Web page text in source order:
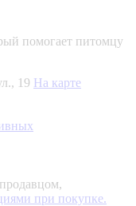
помогает питомцу
19 На карте
при покупке.